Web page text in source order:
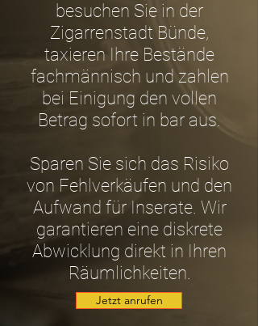
besuchen Sie in der
Zigarrenstadt Bünde,
taxieren Ihre Bestände
fachmännisch und zahlen
bei Einigung den vollen
Betrag sofort in bar aus.
Sparen Sie sich das Risiko
von Fehlverkäufen und den
Aufwand für Inserate. Wir
garantieren eine diskrete
Abwicklung direkt in Ihren
Räumlichkeiten.
Jetzt anrufen